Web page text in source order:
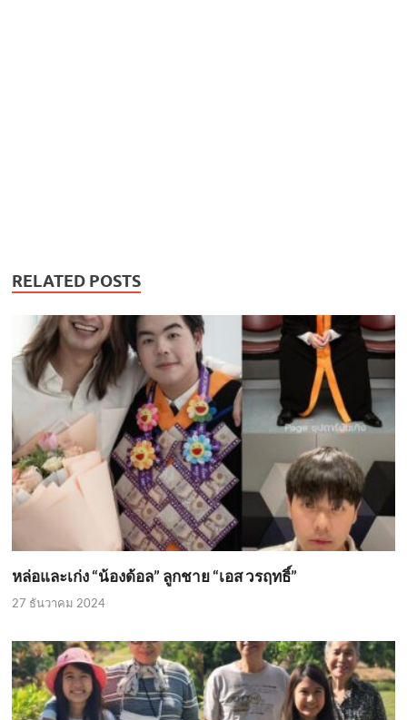
RELATED POSTS
หล่อและเก่ง “น้องด้อล” ลูกชาย “เอส วรฤทธิ์”
27 ธันวาคม 2024